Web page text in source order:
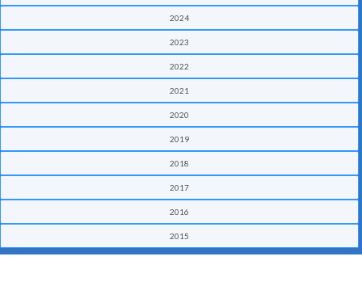
2024
2023
2022
2021
2020
2019
2018
2017
2016
2015